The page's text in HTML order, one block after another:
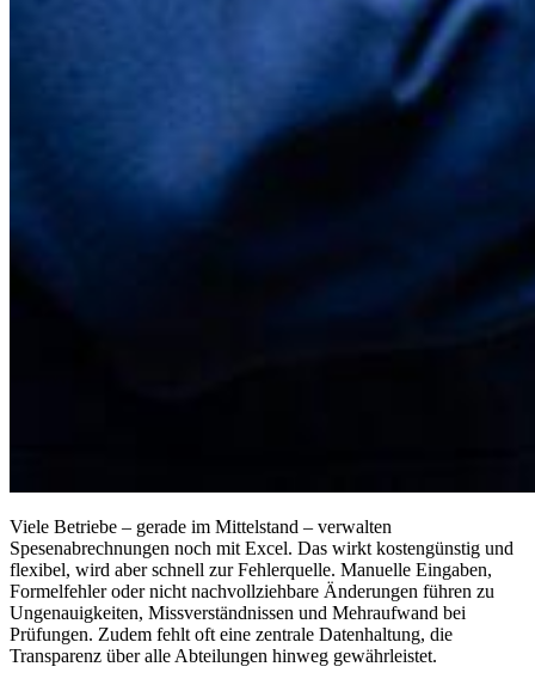
Viele Betriebe – gerade im Mittelstand – verwalten
Spesenabrechnungen noch mit Excel. Das wirkt kostengünstig und
flexibel, wird aber schnell zur Fehlerquelle. Manuelle Eingaben,
Formelfehler oder nicht nachvollziehbare Änderungen führen zu
Ungenauigkeiten, Missverständnissen und Mehraufwand bei
Prüfungen. Zudem fehlt oft eine zentrale Datenhaltung, die
Transparenz über alle Abteilungen hinweg gewährleistet.